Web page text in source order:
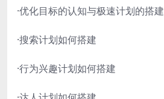
·优化目标的认知与极速计划的搭建
·搜索计划如何搭建
·行为兴趣计划如何搭建